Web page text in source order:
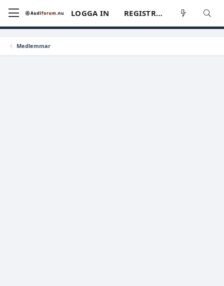
LOGGA IN REGISTRERA
Medlemmar